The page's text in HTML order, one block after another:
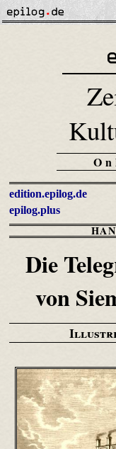
edition.epilog.de
epilog.plus
Die
von